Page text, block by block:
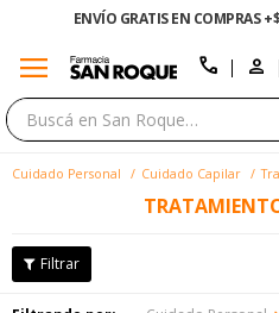
ENVÍO GRATIS EN COMPRAS
menu call
Cuidado Personal Cuidado Capilar
close